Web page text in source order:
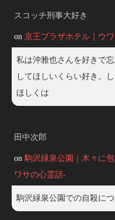
スコッチ刑事大好き
on 京王プラザホテル｜ウ
私は沖雅也さんを好きで
してほしいくらい好き。
ほしくは
田中次郎
on駒沢緑泉公園｜木々に
ワサの心霊話-
駒沢緑泉公園での自殺に